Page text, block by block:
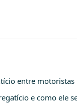
entre
e como ele